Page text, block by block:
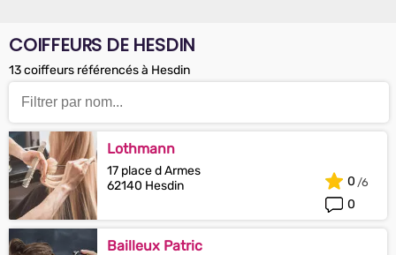
COIFFEURS DE HESDIN
13 coiffeurs référencés à Hesdin
Lothmann
17 place d Armes
62140 Hesdin
0
0
Bailleux Patric